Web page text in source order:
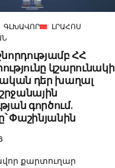
ԳԼԽԱՎՈՐ
ԼՐԱՀՈՍ
ՀՀ
կշարունակի
դեր խաղալ
գործում.
Փաշինյանին
քարտուղար